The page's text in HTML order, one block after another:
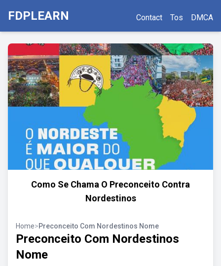
FDPLEARN Contact Tos DMCA
Como Se Chama O Preconceito Contra
Nordestinos
Home>Preconceito Com Nordestinos Nome
Preconceito Com Nordestinos
Nome